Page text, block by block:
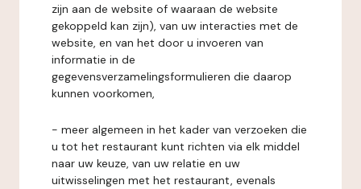
zijn aan de website of waaraan de website
gekoppeld kan zijn), van uw interacties met de
website, en van het door u invoeren van
informatie in de
gegevensverzamelingsformulieren die daarop
kunnen voorkomen,
- meer algemeen in het kader van verzoeken die
u tot het restaurant kunt richten via elk middel
naar uw keuze, van uw relatie en uw
uitwisselingen met het restaurant, evenals